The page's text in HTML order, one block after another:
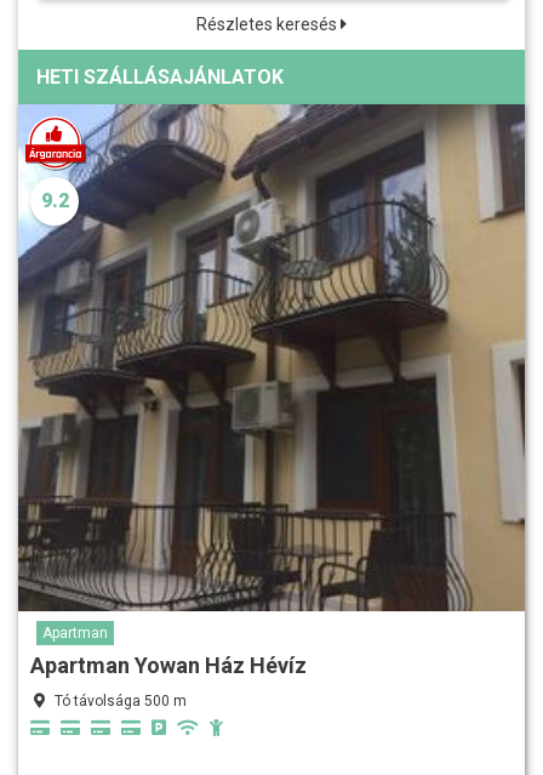
Részletes keresés
HETI SZÁLLÁSAJÁNLATOK
9.2
Apartman
Apartman Yowan Ház Hévíz
Tó távolsága 500 m